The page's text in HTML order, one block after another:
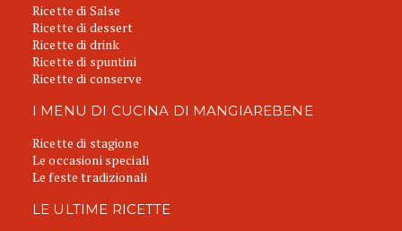
Ricette di Salse
Ricette di dessert
Ricette di drink
Ricette di spuntini
Ricette di conserve
I MENU DI CUCINA DI MANGIAREBENE
Ricette di stagione
Le occasioni speciali
Le feste tradizionali
LE ULTIME RICETTE